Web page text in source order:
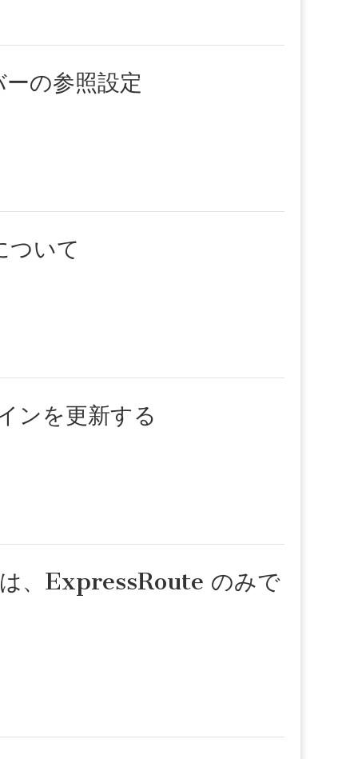
の参照設定
いて
ンを更新する
、ExpressRoute のみで